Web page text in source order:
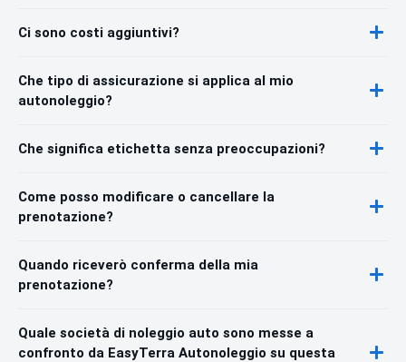
Ci sono costi aggiuntivi?
Che tipo di assicurazione si applica al mio
autonoleggio?
Che significa etichetta senza preoccupazioni?
Come posso modificare o cancellare la
prenotazione?
Quando riceverò conferma della mia
prenotazione?
Quale società di noleggio auto sono messe a
confronto da EasyTerra Autonoleggio su questa